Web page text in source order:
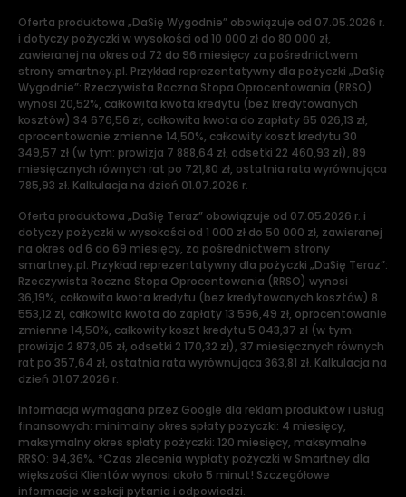
Oferta produktowa „DaSię Wygodnie” obowiązuje od 07.05.2026 r.
i dotyczy pożyczki w wysokości od 10 000 zł do 80 000 zł,
zawieranej na okres od 72 do 96 miesięcy za pośrednictwem
strony smartney.pl. Przykład reprezentatywny dla pożyczki „DaSię
Wygodnie”: Rzeczywista Roczna Stopa Oprocentowania (RRSO)
wynosi 20,52%, całkowita kwota kredytu (bez kredytowanych
kosztów) 34 676,56 zł, całkowita kwota do zapłaty 65 026,13 zł,
oprocentowanie zmienne 14,50%, całkowity koszt kredytu 30
349,57 zł (w tym: prowizja 7 888,64 zł, odsetki 22 460,93 zł), 89
miesięcznych równych rat po 721,80 zł, ostatnia rata wyrównująca
785,93 zł. Kalkulacja na dzień 01.07.2026 r.
Oferta produktowa „DaSię Teraz” obowiązuje od 07.05.2026 r. i
dotyczy pożyczki w wysokości od 1 000 zł do 50 000 zł, zawieranej
na okres od 6 do 69 miesięcy, za pośrednictwem strony
smartney.pl. Przykład reprezentatywny dla pożyczki „DaSię Teraz”:
Rzeczywista Roczna Stopa Oprocentowania (RRSO) wynosi
36,19%, całkowita kwota kredytu (bez kredytowanych kosztów) 8
553,12 zł, całkowita kwota do zapłaty 13 596,49 zł, oprocentowanie
zmienne 14,50%, całkowity koszt kredytu 5 043,37 zł (w tym:
prowizja 2 873,05 zł, odsetki 2 170,32 zł), 37 miesięcznych równych
rat po 357,64 zł, ostatnia rata wyrównująca 363,81 zł. Kalkulacja na
dzień 01.07.2026 r.
Informacja wymagana przez Google dla reklam produktów i usług
finansowych: minimalny okres spłaty pożyczki: 4 miesięcy,
maksymalny okres spłaty pożyczki: 120 miesięcy, maksymalne
RRSO: 94,36%. *Czas zlecenia wypłaty pożyczki w Smartney dla
większości Klientów wynosi około 5 minut! Szczegółowe
informacje w sekcji pytania i odpowiedzi.